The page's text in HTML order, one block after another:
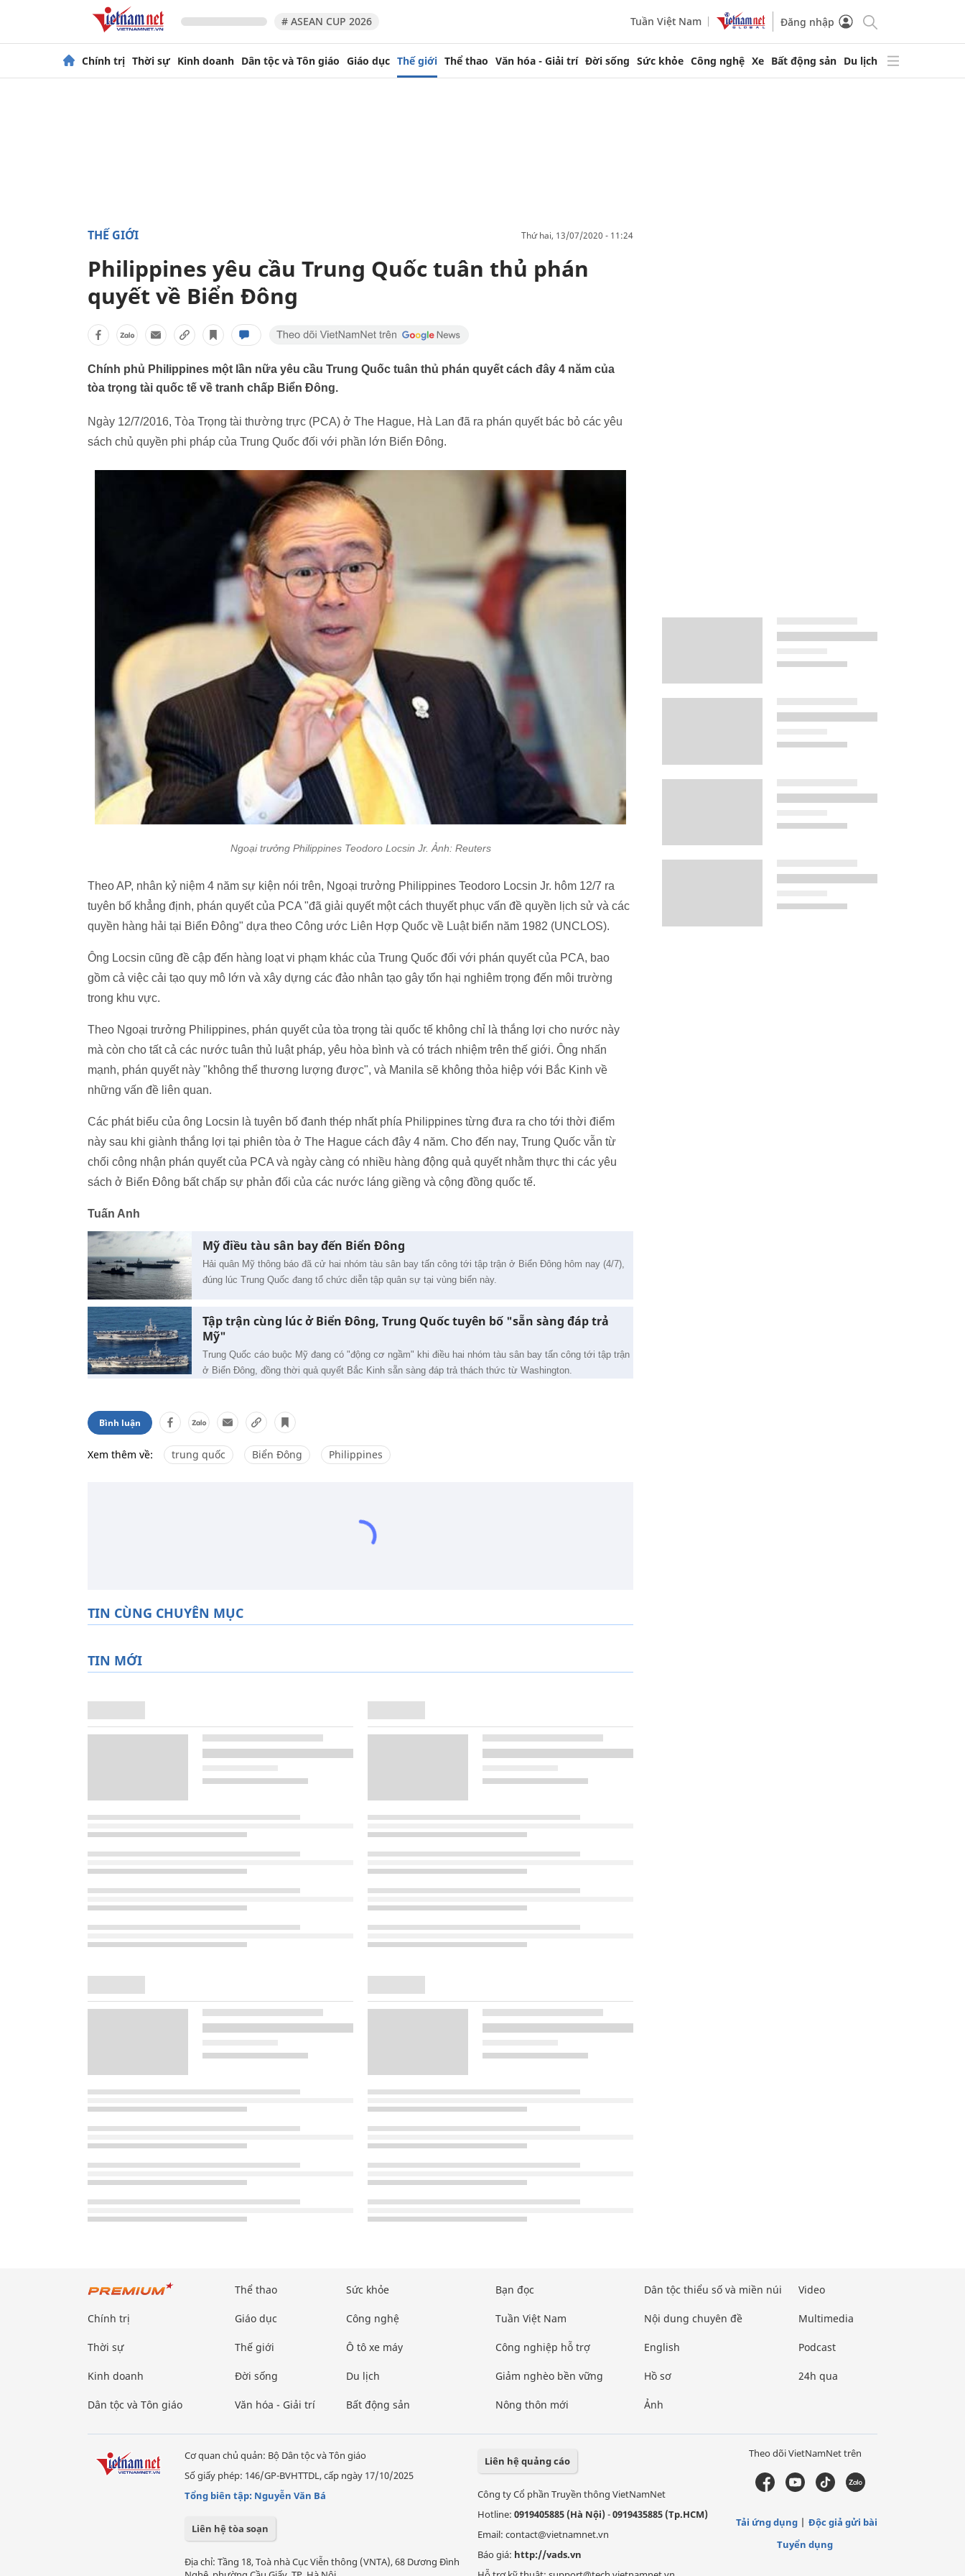
# ASEAN CUP 2026 Tuần Việt Nam Đăng nhập
Chính trị Thời sự Kinh doanh Dân tộc và Tôn giáo Giáo dục Thế giới Thể thao Văn hóa - Giải trí Đời sống Sức khỏe Công nghệ Xe Bất động sản Du lịch
THẾ GIỚI thứ hai, 13/07/2020 - 11:24
Philippines yêu cầu Trung Quốc tuân thủ phán
quyết về Biển Đông
Chính phủ Philippines một lần nữa yêu cầu Trung Quốc tuân thủ phán quyết cách đây 4 năm của
tòa trọng tài quốc tế về tranh chấp Biển Đông.
Ngày 12/7/2016, Tòa Trọng tài thường trực (PCA) ở The Hague, Hà Lan đã ra phán quyết bác bỏ các yêu
sách chủ quyền phi pháp của Trung Quốc đối với phần lớn Biển Đông.
Ngoại trưởng Philippines Teodoro Locsin Jr. Ảnh: Reuters
Theo AP, nhân kỷ niệm 4 năm sự kiện nói trên, Ngoại trưởng Philippines Teodoro Locsin Jr. hôm 12/7 ra
tuyên bố khẳng định, phán quyết của PCA "đã giải quyết một cách thuyết phục vấn đề quyền lịch sử và các
quyền hàng hải tại Biển Đông" dựa theo Công ước Liên Hợp Quốc về Luật biển năm 1982 (UNCLOS).
Ông Locsin cũng đề cập đến hàng loạt vi phạm khác của Trung Quốc đối với phán quyết của PCA, bao
gồm cả việc cải tạo quy mô lớn và xây dựng các đảo nhân tạo gây tổn hại nghiêm trọng đến môi trường
trong khu vực.
Theo Ngoại trưởng Philippines, phán quyết của tòa trọng tài quốc tế không chỉ là thắng lợi cho nước này
mà còn cho tất cả các nước tuân thủ luật pháp, yêu hòa bình và có trách nhiệm trên thế giới. Ông nhấn
mạnh, phán quyết này "không thể thương lượng được", và Manila sẽ không thỏa hiệp với Bắc Kinh về
những vấn đề liên quan.
Các phát biểu của ông Locsin là tuyên bố đanh thép nhất phía Philippines từng đưa ra cho tới thời điểm
này sau khi giành thắng lợi tại phiên tòa ở The Hague cách đây 4 năm. Cho đến nay, Trung Quốc vẫn từ
chối công nhận phán quyết của PCA và ngày càng có nhiều hàng động quả quyết nhằm thực thi các yêu
sách ở Biển Đông bất chấp sự phản đối của các nước láng giềng và cộng đồng quốc tế.
Tuấn Anh
Mỹ điều tàu sân bay đến Biển Đông
Hải quân Mỹ thông báo đã cử hai nhóm tàu sân bay tấn công tới tập trận ở Biển Đông hôm nay (4/7),
đúng lúc Trung Quốc đang tổ chức diễn tập quân sự tại vùng biển này.
Tập trận cùng lúc ở Biển Đông, Trung Quốc tuyên bố "sẵn sàng đáp trả
Mỹ"
Trung Quốc cáo buộc Mỹ đang có "động cơ ngầm" khi điều hai nhóm tàu sân bay tấn công tới tập trận
ở Biển Đông, đồng thời quả quyết Bắc Kinh sẵn sàng đáp trả thách thức từ Washington.
Bình luận
Xem thêm về: trung quốc Biển Đông Philippines
TIN CÙNG CHUYÊN MỤC
TIN MỚI
Chính trị
Thời sự
Kinh doanh
Dân tộc và Tôn giáo
Thể thao
Giáo dục
Thế giới
Đời sống
Văn hóa - Giải trí
Sức khỏe
Công nghệ
Ô tô xe máy
Du lịch
Bất động sản
Bạn đọc
Tuần Việt Nam
Công nghiệp hỗ trợ
Giảm nghèo bền vững
Nông thôn mới
Dân tộc thiểu số và miền núi
Nội dung chuyên đề
English
Hồ sơ
Ảnh
Video
Multimedia
Podcast
24h qua
Cơ quan chủ quản: Bộ Dân tộc và Tôn giáo
Số giấy phép: 146/GP-BVHTTDL, cấp ngày 17/10/2025
Tổng biên tập: Nguyễn Văn Bá
Liên hệ tòa soạn
Địa chỉ: Tầng 18, Toà nhà Cục Viễn thông (VNTA), 68 Dương Đình
Liên hệ quảng cáo
Công ty Cổ phần Truyền thông VietNamNet
Hotline: 0919405885 (Hà Nội)-0919435885 (Tp.HCM)
Email: contact@vietnamnet.vn
Báo giá: http://vads.vn
Theo dõi VietNamNet trên
Tải ứng dụng
Độc giả gửi bài
Tuyển dụng